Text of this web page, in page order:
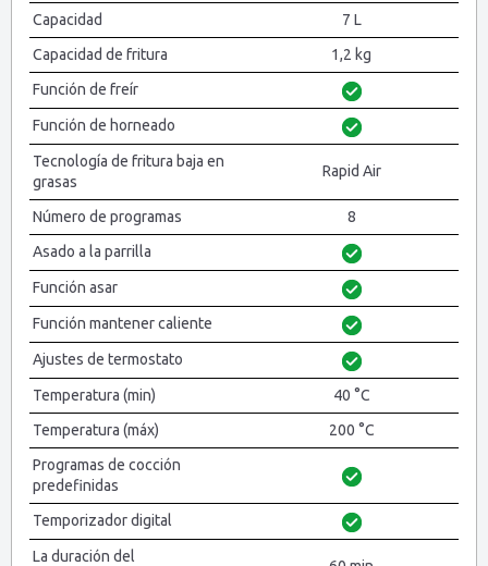
Capacidad
7 L
Capacidad de fritura
1,2 kg
Función de freír
Función de horneado
Tecnología de fritura baja en
grasas
Rapid Air
Número de programas
8
Asado a la parrilla
Función asar
Función mantener caliente
Ajustes de termostato
Temperatura (min)
40 °C
Temperatura (máx)
200 °C
Programas de cocción
predefinidas
Temporizador digital
La duración del